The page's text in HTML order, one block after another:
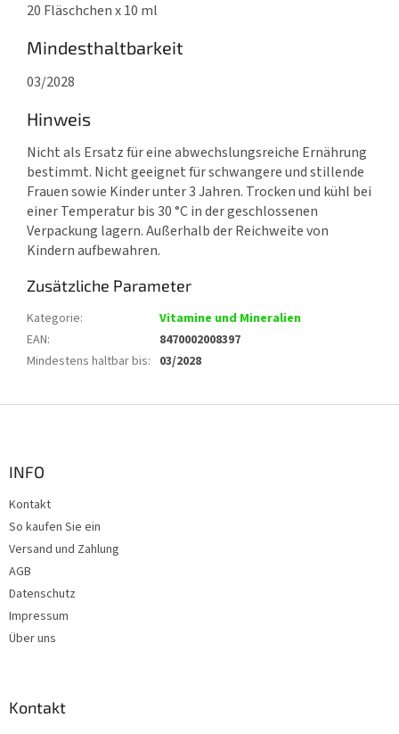
20 Fläschchen x 10 ml
Mindesthaltbarkeit
03/2028
Hinweis
Nicht als Ersatz für eine abwechslungsreiche Ernährung
bestimmt. Nicht geeignet für schwangere und stillende
Frauen sowie Kinder unter 3 Jahren. Trocken und kühl bei
einer Temperatur bis 30 °C in der geschlossenen
Verpackung lagern. Außerhalb der Reichweite von
Kindern aufbewahren.
Zusätzliche Parameter
Kategorie:
Vitamine und Mineralien
EAN:
8470002008397
Mindestens haltbar bis: 03/2028
INFO
Kontakt
So kaufen Sie ein
Versand und Zahlung
AGB
Datenschutz
Impressum
Über uns
Kontakt